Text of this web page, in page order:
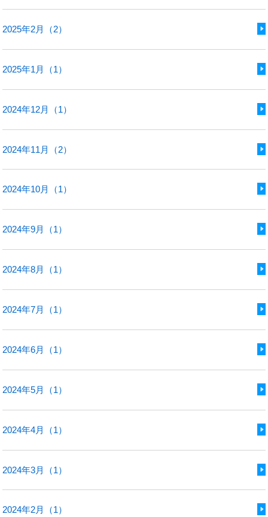
2025年2月（2）
2025年1月（1）
2024年12月（1）
2024年11月（2）
2024年10月（1）
2024年9月（1）
2024年8月（1）
2024年7月（1）
2024年6月（1）
2024年5月（1）
2024年4月（1）
2024年3月（1）
2024年2月（1）